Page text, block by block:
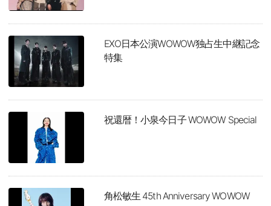
EXO日本公演WOWOW独占生中継記念
特集
祝還暦！小泉今日子 WOWOW Special
角松敏生 45th Anniversary WOWOW